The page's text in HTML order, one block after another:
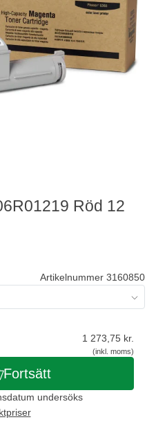
Artikelnummer 3160850
1 273,75 kr.
(inkl. moms)
Fortsätt
undersöks
Röd 12